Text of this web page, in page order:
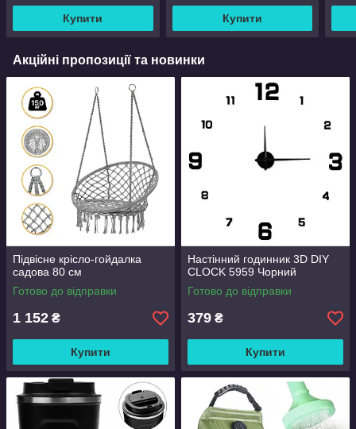
Купити Купити
Акційні пропозиції та новинки
Підвісне крісло-гойдалка
садова 80 см
Готово до відправки
1 152 ₴
Купити
Настінний годинник 3D DIY
CLOCK 5959 Чорний
Готово до відправки
379 ₴
Купити